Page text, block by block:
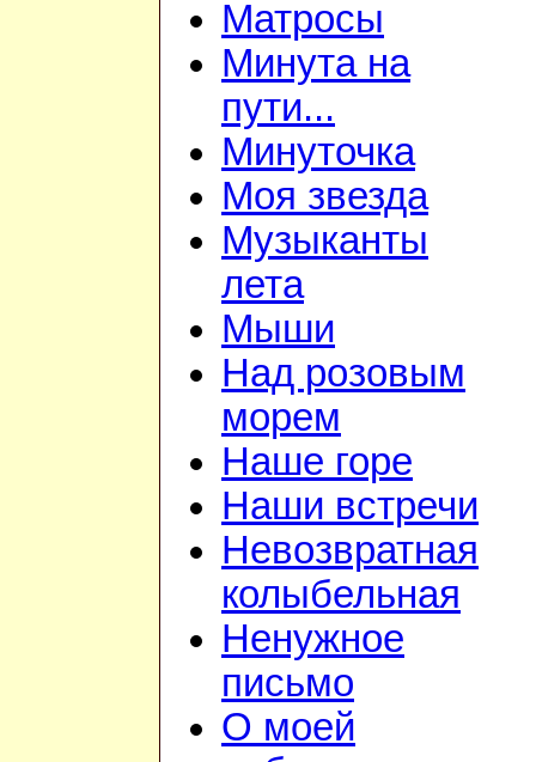
Матросы
Минута на
пути...
Минуточка
Моя звезда
Музыканты
лета
Мыши
Над розовым
морем
Наше горе
Наши встречи
Невозвратная
колыбельная
Ненужное
письмо
О моей